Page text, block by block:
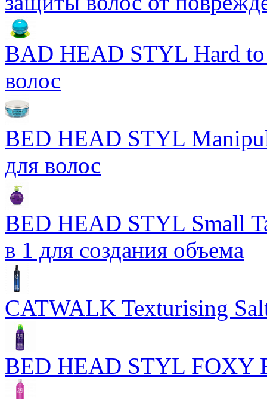
BAD HEAD STYL Hard to
волос
BED HEAD STYL
для волос
BED HEAD STYL Small
в 1 для создания объема
CATWALK Texturising
BED HEAD STYL FOXY